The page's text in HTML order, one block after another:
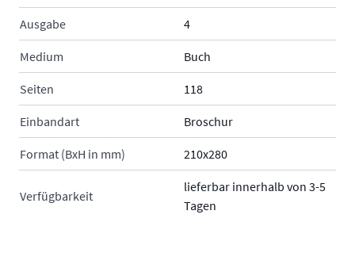
Ausgabe 4
Medium Buch
Seiten 118
Einbandart Broschur
Format (BxH in mm) 210x280
Verfügbarkeit
lieferbar innerhalb von 3-5
Tagen